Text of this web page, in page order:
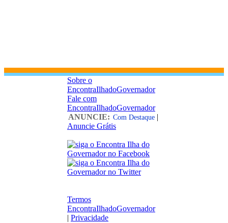
Sobre o
EncontraIlhadoGovernador
Fale com
EncontraIlhadoGovernador
ANUNCIE: Com Destaque |
Anuncie Grátis
Termos
EncontraIlhadoGovernador
| Privacidade